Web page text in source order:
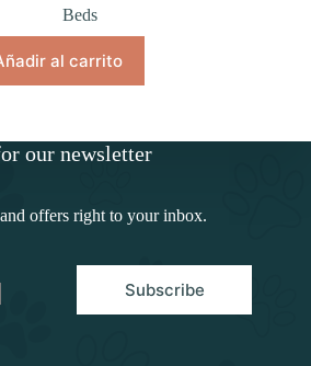
Beds
al carrito
our newsletter
offers right to your inbox.
Subscribe